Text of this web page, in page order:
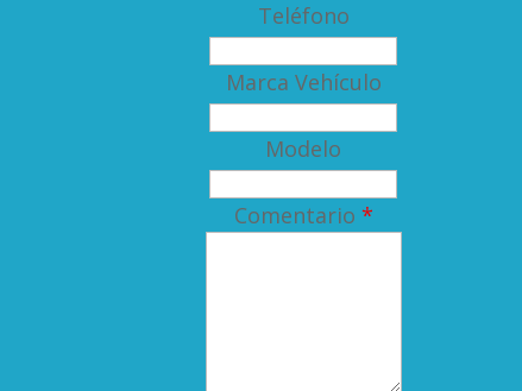
Teléfono
Marca Vehículo
Modelo
Comentario *